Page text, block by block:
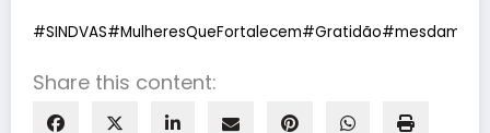
#SINDVAS#MulheresQueFortalecem#Gratidão
Share this content: